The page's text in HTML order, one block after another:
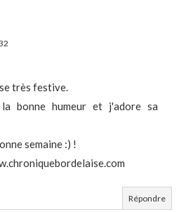
très festive.
bonne humeur et j'adore sa
semaine :) !
Répondre